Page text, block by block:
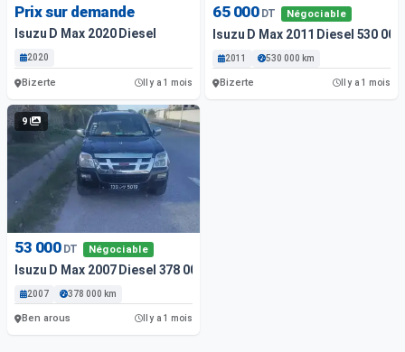
Prix sur demande
Isuzu D Max 2020 Diesel
2020
Bizerte Il y a 1 mois
65 000 DT Négociable
Isuzu D Max 2011 Diesel 530 000
2011 530 000 km
Bizerte Il y a 1 mois
9
53 000 DT Négociable
Isuzu D Max 2007 Diesel 378 000 Km
2007 378 000 km
Ben arous Il y a 1 mois